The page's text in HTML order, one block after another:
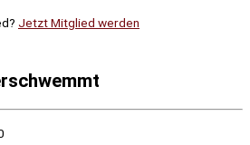
Jetzt Mitglied werden